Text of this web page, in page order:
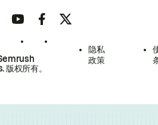
版权所有。
隐私
政策